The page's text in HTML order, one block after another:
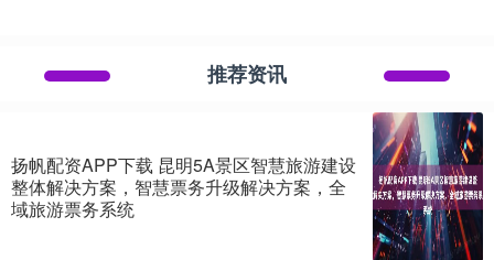
推荐资讯
扬帆配资APP下载 昆明5A景区智慧旅游建设
整体解决方案，智慧票务升级解决方案，全
域旅游票务系统